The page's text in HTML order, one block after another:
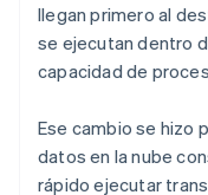
llegan primero al
se ejecutan dentro
capacidad de
Ese cambio se hizo
datos en la nube
rápido ejecutar